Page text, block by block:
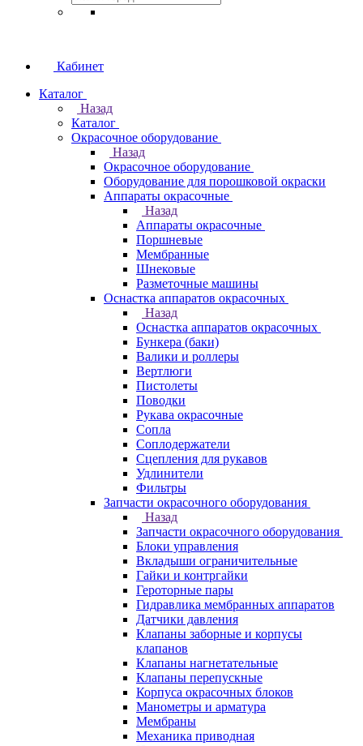
Кабинет
Каталог
Назад
Каталог
Окрасочное оборудование
Назад
Окрасочное оборудование
Оборудование для порошковой окраски
Аппараты окрасочные
Назад
Аппараты окрасочные
Поршневые
Мембранные
Шнековые
Разметочные машины
Оснастка аппаратов окрасочных
Назад
Оснастка аппаратов окрасочных
Бункера (баки)
Валики и роллеры
Вертлюги
Пистолеты
Поводки
Рукава окрасочные
Сопла
Соплодержатели
Сцепления для рукавов
Удлинители
Фильтры
Запчасти окрасочного оборудования
Назад
Запчасти окрасочного оборудования
Блоки управления
Вкладыши ограничительные
Гайки и контргайки
Героторные пары
Гидравлика мембранных аппаратов
Датчики давления
Клапаны заборные и корпусы
клапанов
Клапаны нагнетательные
Клапаны перепускные
Корпуса окрасочных блоков
Манометры и арматура
Мембраны
Механика приводная